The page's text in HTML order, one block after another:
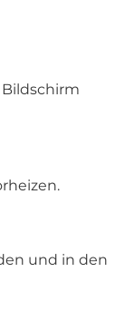
Bildschirm
und in den